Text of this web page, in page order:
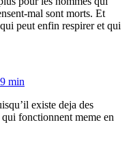
mal sont morts. Et
peut enfin respirer et qui
min
existe deja des
qui fonctionnent meme en